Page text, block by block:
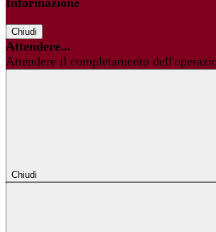
Informazione
Chiudi
Attendere...
Attendere il completamento
Chiudi